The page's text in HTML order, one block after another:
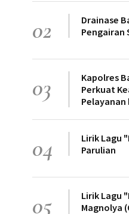
02
Drainase
Pengairan
03
Kapolres
Perkuat
04
Lirik Lagu
Parulian
05
Lirik Lagu
Magnolya